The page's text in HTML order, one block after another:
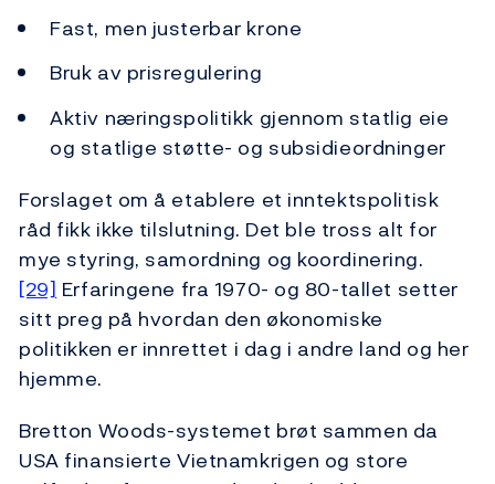
Fast, men justerbar krone
Bruk av prisregulering
Aktiv næringspolitikk gjennom statlig eie
og statlige støtte- og subsidieordninger
Forslaget om å etablere et inntektspolitisk
råd fikk ikke tilslutning. Det ble tross alt for
mye styring, samordning og koordinering.
[29] Erfaringene fra 1970- og 80-tallet setter
sitt preg på hvordan den økonomiske
politikken er innrettet i dag i andre land og her
hjemme.
Bretton Woods-systemet brøt sammen da
USA finansierte Vietnamkrigen og store